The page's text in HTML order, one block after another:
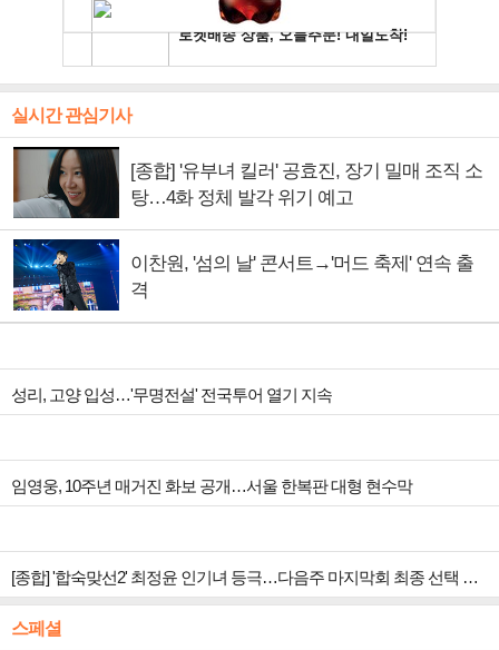
실시간 관심기사
[종합] '유부녀 킬러' 공효진, 장기 밀매 조직 소
탕…4화 정체 발각 위기 예고
이찬원, '섬의 날' 콘서트→'머드 축제' 연속 출
격
성리, 고양 입성…'무명전설' 전국투어 열기 지속
임영웅, 10주년 매거진 화보 공개…서울 한복판 대형 현수막
[종합] '합숙맞선2' 최정윤 인기녀 등극…다음주 마지막회 최종 선택 예고
스페셜